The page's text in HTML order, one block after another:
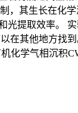
，其生长在化
光提取效率。
在其他地方找
化学气相沉积